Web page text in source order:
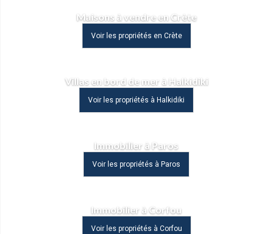
Maisons à vendre en Crète
Voir les propriétés en Crète
Villas en bord de mer à Halkidiki
Voir les propriétés à Halkidiki
Immobilier à Paros
Voir les propriétés à Paros
Immobilier à Corfou
Voir les propriétés à Corfou